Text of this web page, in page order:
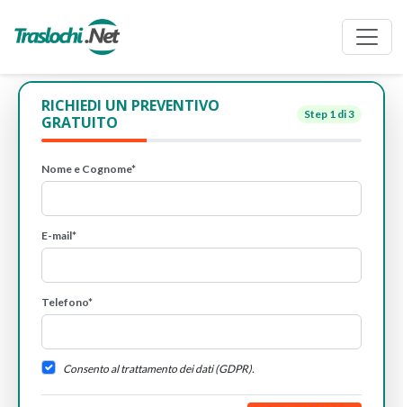
RICHIEDI UN PREVENTIVO
GRATUITO
Step 1 di 3
Nome e Cognome*
E-mail*
Telefono*
Consento al trattamento dei dati (GDPR).